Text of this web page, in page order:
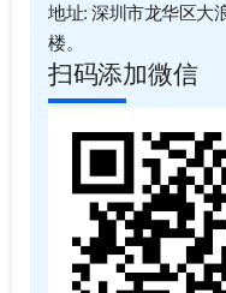
地址: 深圳市龙华区大
楼。
扫码添加微信